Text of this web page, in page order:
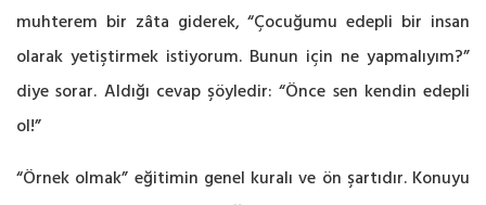
muhterem bir zâta giderek, “Çocuğumu edepli bir insan
olarak yetiştirmek istiyorum. Bunun için ne yapmalıyım?”
diye sorar. Aldığı cevap şöyledir: “Önce sen kendin edepli
ol!”
“Örnek olmak” eğitimin genel kuralı ve ön şartıdır. Konuyu